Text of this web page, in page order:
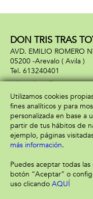
DON TRIS TRAS
AVD. EMILIO ROMERO
05200 -Arevalo ( Avila )
613240401
Información
Aviso legal
Política de privacidad
Política de cookies
Utilizamos cookies
fines analíticos y para
personalizada en base a
partir de tus hábitos de
ejemplo, páginas
más información.
Puedes aceptar todas
botón “Aceptar” o
uso clicando AQUÍ